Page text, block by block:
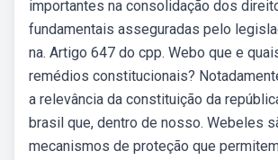
importantes na consolidação dos
fundamentais asseguradas pelo
na. Artigo 647 do cpp. Webo que e
remédios constitucionais?
a relevância da constituição da
brasil que, dentro de nosso. Webeles
mecanismos de proteção que